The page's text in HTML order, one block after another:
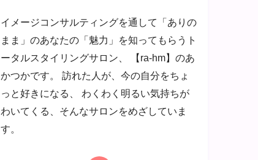
イメージコンサルティングを通して「ありの
まま」のあなたの「魅力」を知ってもらうト
ータルスタイリングサロン、 【ra-hm】のあ
かつかです。 訪れた人が、今の自分をちょ
っと好きになる、 わくわく明るい気持ちが
わいてくる、そんなサロンをめざしていま
す。